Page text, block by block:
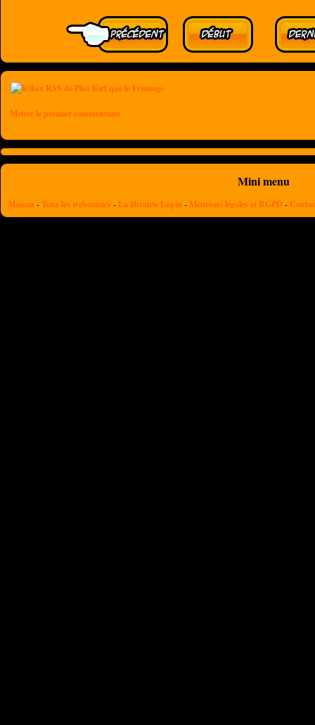
Mettre le premier commentaire
Mini menu
Maison -Tous les webcomics - La librairie Lapin - Mentions légales et RGPD -